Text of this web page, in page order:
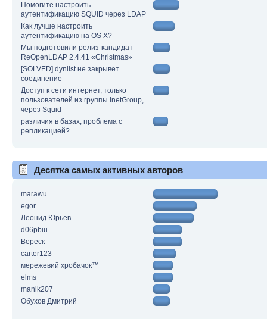
Помогите настроить
аутентификацию SQUID через LDAP
Как лучше настроить
аутентификацию на OS X?
Мы подготовили релиз-кандидат
ReOpenLDAP 2.4.41 «Christmas»
[SOLVED] dynlist не закрывет
соединение
Доступ к сети интернет, только
пользователей из группы InetGroup,
через Squid
различия в базах, проблема с
репликацией?
Десятка самых активных авторов
marawu
egor
Леонид Юрьев
d06pbiu
Вереск
carter123
мережевий хробачок™
elms
manik207
Обухов Дмитрий